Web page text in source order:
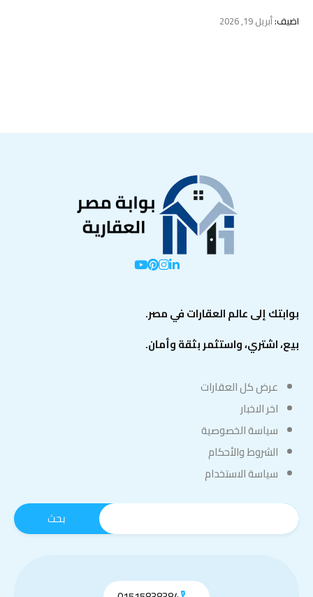
اضيف:أبريل 19, 2026
بوابتك إلى عالم العقارات في مصر.
بيع، اشتري، واستثمر بثقة وأمان.
عرض كل العقارات
اخر الاخبار
سياسة الخصوصية
الشروط والأحكام
سياسة الاستخدام